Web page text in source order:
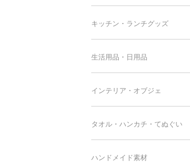
キッチン・ランチグッズ
生活用品・日用品
インテリア・オブジェ
タオル・ハンカチ・てぬぐい
ハンドメイド素材